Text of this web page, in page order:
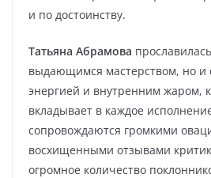
и по достоинству.
Татьяна Абрамова
выдающимся мастерством, но и
энергией и внутренним жаром,
вкладывает в каждое
сопровождаются громкими
восхищенными отзывами
огромное количество